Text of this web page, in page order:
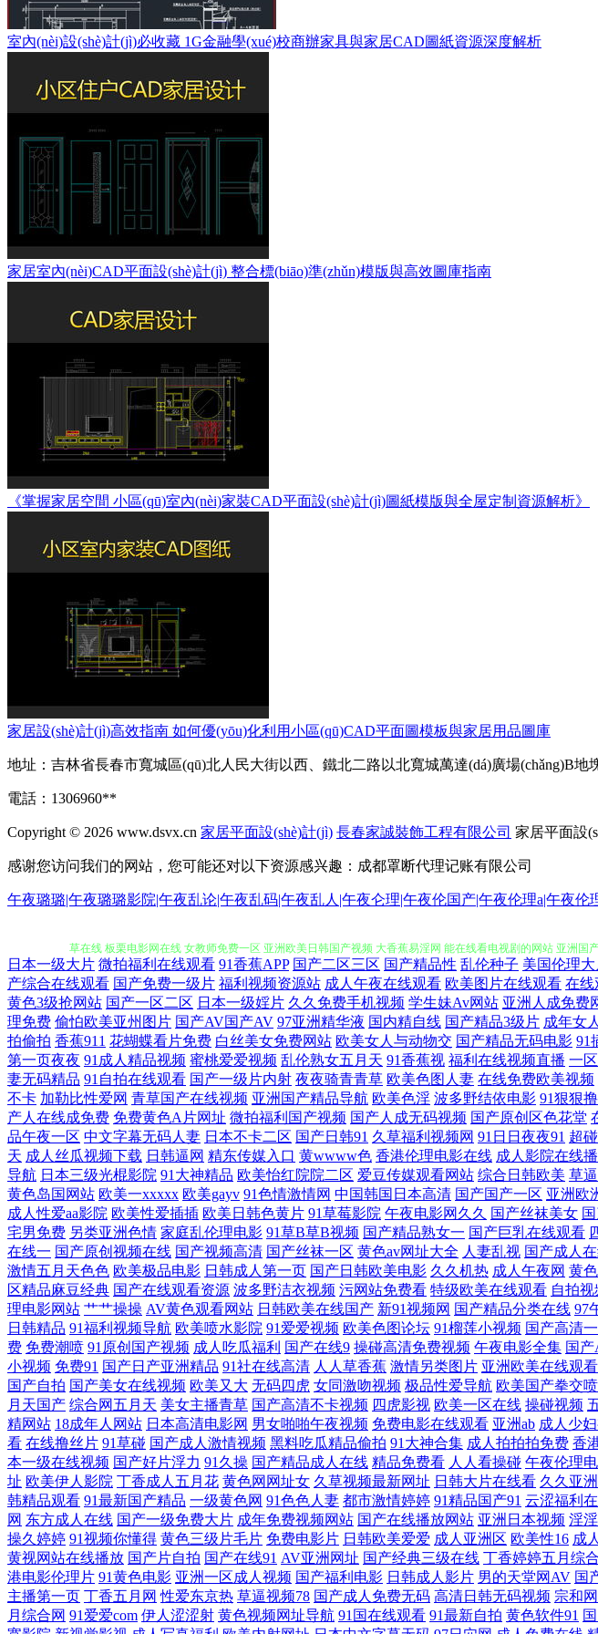
室內(nèi)設(shè)計(jì)必收藏 1G金融學(xué)校商辦家具與家居CAD圖紙資源深度解析
家居室內(nèi)CAD平面設(shè)計(jì) 整合標(biāo)準(zhǔn)模版與高效圖庫指南
《掌握家居空間 小區(qū)室內(nèi)家裝CAD平面設(shè)計(jì)圖紙模版與全屋定制資源解析》
家居設(shè)計(jì)高效指南 如何優(yōu)化利用小區(qū)CAD平面圖模板與家居用品圖庫
地址：吉林省長春市寬城區(qū)北人民大街以西、鐵北二路以北寬城萬達(dá)廣場(chǎng)B地
電話：1306960**
Copyright © 2026 www.dsvx.cn 家居平面設(shè)計(jì) 長春家誠裝飾工程有限公司 家居平面設
感谢您访问我们的网站，您可能还对以下资源感兴趣：成都罩断代理记账有限公司
午夜璐璐|午夜璐璐影院|午夜乱论|午夜乱码|午夜乱人|午夜仑理|午夜伦国产|午夜伦理a|午夜伦
精品国产中文综合 国产香蕉一 爽又黄的好看视频 97影院在线午夜 激情黄色av 日韩无码肏逼电影 69精品人
亚洲龙1级a片 光影韩国电影免费观看 欧美人做人爱a全程 亚洲人成色77 国产精品第一页一区 片库网 又黄又
费 日韩中文在线观看 91国自产拍最新2 国内精品免费在线观看 日韩中文字幕专区 80电影网 国产中文字幕
成人艺术网 成人免费观看网 免费福利 午夜男人精品福利 www久久伊人 了解最新九九自拍 午夜福利麻豆国
黄 免费国产欧美在线观看 亚州中文字幕 草莓视频18在线 卡一卡二卡三免费视频 午夜一区二区三区 超碰免
桃 四虎影视永久在线观看 97在线观看免费 久草福利网 天堂视频免费 97瑟瑟影音先锋 今天高清视频免费播
综合天天色 av导航网址网站 免费的黄网站大全 亚洲?v电影天堂 成全视频在线时间观看 免费看黄色片子 亚
久久日韩 欧美专区在线 伊人春色综合 国产馆a∨在线观看 欧美一区最新 一区二区三区四区在线 国产精品人
线 日韩在线一区 91福利是看爽片 狠狠色在在线视频观看 色综欧美 传媒avcom 玩弄军警粗 国产精品网页 高
花亚洲无码 伊人久久成人 国产精品最新高清 日本aⅴ中文免费观看 中文字幕视频在线观看 国产日韩欧美亚
中色AV导航 91视频首页 黄色色情软件下载 天天操国产精品 av先锋影音av 久久伊人国产九九 香蕉婷婷久久
文字幕不卡 91美眉网 狠狠鲁i 深夜福利专区 91自拍视频在线观看 精品三级网站 偷拍精品视频一区二区
美黄精品在线观看 亚洲午夜探花av 国产福利在线 视频亚洲一二三区 操操黄了绿了 老鸭窝男人的天堂 午夜
月天第五页 色五月在 99热肏屄0 美国日本 亚洲国产中文精品视频 东京热久久AV 欧美日韩精品第一区 一
中文字幕在线有码午夜 国产一区欧美日韩电影 色色资源免费服务平台 www69欧美 免费高清看电影电视剧
口菠萝 五月天视频网 韩国有码专区 特级aa 板栗电影网2019最新电影 免费三级欧韩 亚洲午夜免费福 国产基
日本一级大片 微拍福利在线观看 91香蕉APP 国产二区三区 国产精品性 乱伦种子 美国伦理大
产综合在线观看 国产免费一级片 福利视频资源站 成人午夜在线观看 欧美图片在线观看 在线
黄色3级抢网站 国产一区二区 日本一级婬片 久久免费手机视频 学生妹Av网站 亚洲人成免费
理免费 偷怕欧美亚州图片 国产AV国产AV 97亚洲精华液 国内精自线 国产精品3级片 成年女
拍偷拍 香蕉911 花蝴蝶看片免费 白丝美女免费网站 欧美女人与动物交 国产精品无码电影 91
第一页夜夜 91成人精品视频 蜜桃爱爱视频 乱伦熟女五月天 91香蕉视 福利在线视频直播 一
妻无码精品 91自拍在线观看 国产一级片内射 夜夜骑青青草 欧美色图人妻 在线免费欧美视频
不卡 加勒比性爱网 青草国产在线视频 亚洲国产精品导航 欧美色淫 波多野结依电影 91狠狠撸
产人在线成免费 免费黄色A片网址 微拍福利国产视频 国产人成无码视频 国产原创区色花堂
品午夜一区 中文字幕无码人妻 日本不卡二区 国产日韩91 久草福利视频网 91日日夜夜91 超
天 成人丝瓜视频下载 日韩逼网 精东传媒入口 黄wwww色 香港伦理电影在线 成人影院在线
导航 日本三级光棍影院 91大神精品 欧美怡红院院二区 爱豆传媒观看网站 综合日韩欧美 草
黄色岛国网站 欧美一xxxxx 欧美gayv 91色情激情网 中国韩国日本高清 国产国产一区 亚洲欧
成人性爱aa影院 欧美性爱插插 欧美日韩色黄片 91草莓影院 午夜电影网久久 国产丝袜美女
宅男免费 另类亚洲色情 家庭乱伦理电影 91草B草B视频 国产精品熟女一 国产巨乳在线观看
在线一 国产原创视频在线 国产视频高清 国产丝袜一区 黄色av网址大全 人妻乱视 国产成人
激情五月天色色 欧美极品电影 日韩成人第一页 国产日韩欧美电影 久久机热 成人午夜网 黄
区精品麻豆经典 国产在线观看资源 波多野洁衣视频 污网站免费看 特级欧美在线观看 自拍视
理电影网站 艹艹操操 AV黄色观看网站 日韩欧美在线国产 新91视频网 国产精品分类在线 97
日韩精品 91福利视频导航 欧美喷水影院 91爱爱视频 欧美色图论坛 91榴莲小视频 国产高清
费 免费潮喷 91原创国产视频 成人吃瓜福利 国产在线9 操碰高清免费视频 午夜电影全集 国
小视频 免费91 国产日产亚洲精品 91社在线高清 人人草香蕉 激情另类图片 亚洲欧美在线观看
国产自拍 国产美女在线视频 欧美又大 无码四虎 女同激吻视频 极品性爱导航 欧美国产拳交
月天国产 综合网五月天 美女主播青草 国产高清不卡视频 四虎影视 欧美一区在线 操碰视频
精网站 18成年人网站 日本高清电影网 男女啪啪午夜视频 免费电影在线观看 亚洲ab 成人少
看 在线撸丝片 91草碰 国产成人激情视频 黑料吃瓜精品偷拍 91大神合集 成人拍拍拍免费 香
本一级在线视频 国产好片浮力 91久操 国产精品成人在线 精品免费看 人人看操碰 午夜伦理
址 欧美伊人影院 丁香成人五月花 黄色网网址女 久草视频最新网址 日韩大片在线看 久久亚
韩精品观看 91最新国产精品 一级黄色网 91色色人妻 都市激情婷婷 91精品国产91 云涩福利
网 东方成人在线 国产一级免费大片 成年免费视频网站 国产在线播放网站 亚洲日本视频 淫
操久婷婷 91视频你懂得 黄色三级片毛片 免费电影片 日韩欧美爱爱 成人亚洲区 欧美性16 成
黄视网站在线播放 国产片自拍 国产在线91 AV亚洲网址 国产经典三级在线 丁香婷婷五月综合
港电影伦理片 91黄色电影 亚洲一区成人视频 国产福利电影 日韩成人影片 男的天堂网AV 国
主播第一页 丁香五月网 性爱东京热 草逼视频78 国产成人免费无码 高清日韩无码视频 宗和
月综合网 91爱爱com 伊人涩涩射 黄色视频网址导航 91国在线观看 91最新自拍 黄色软件91